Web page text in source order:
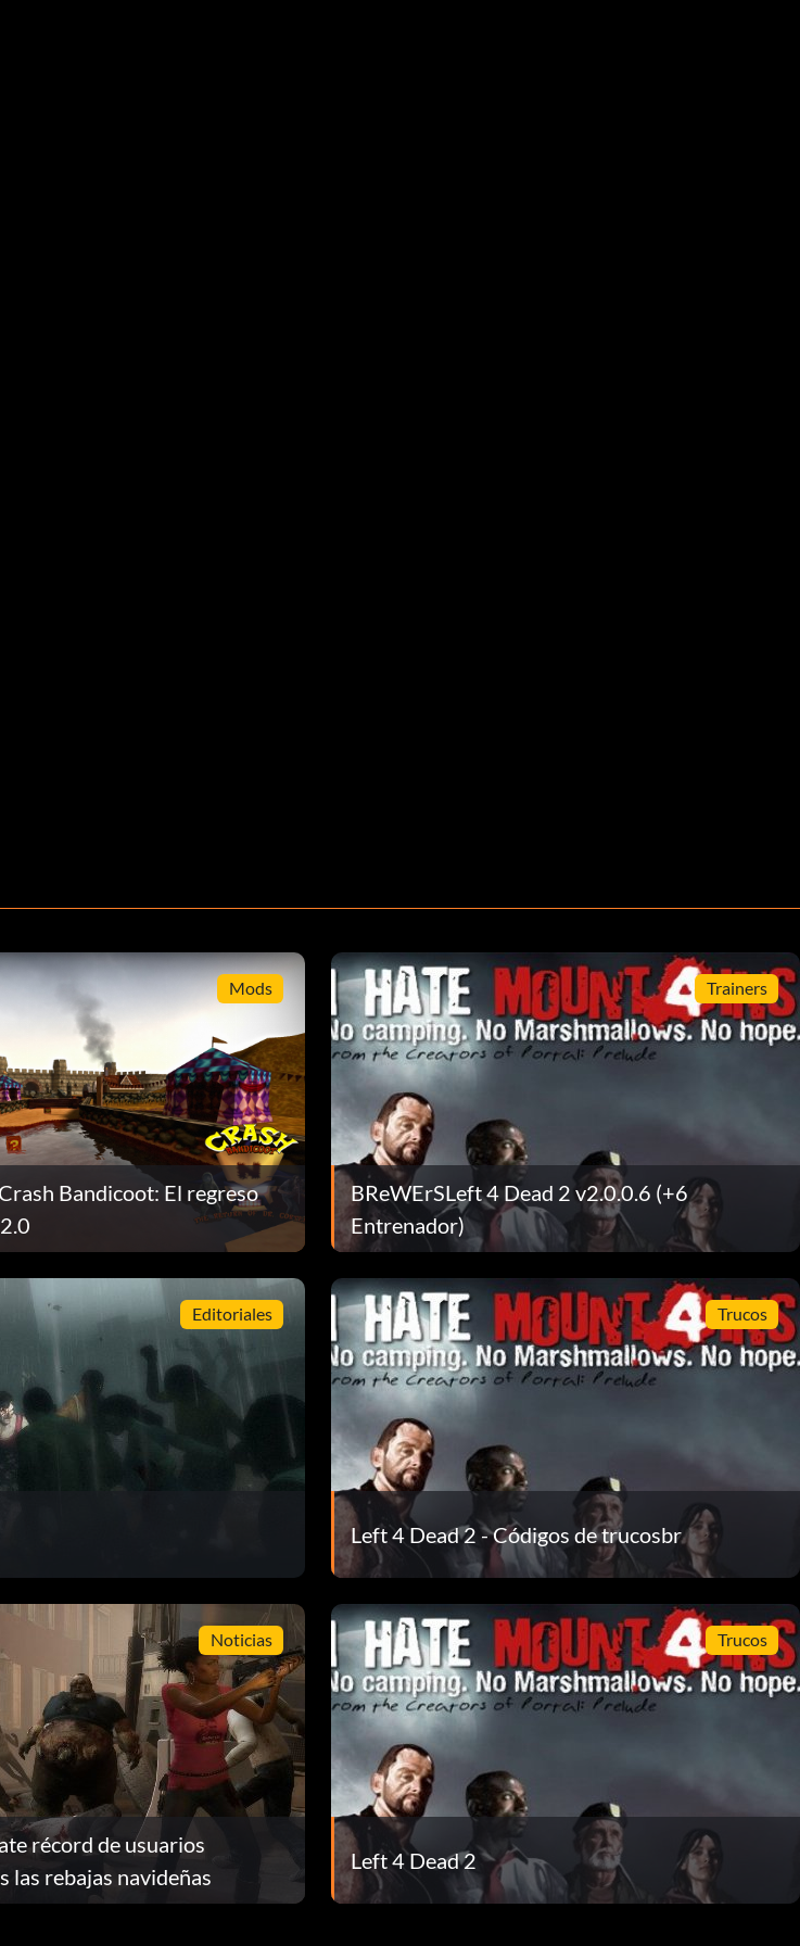
Mods
Bandicoot: El regreso
Trainers
BReWErSLeft 4 Dead 2 v2.0.0.6 (+6
Entrenador)
Editoriales Trucos
Left 4 Dead 2 - Códigos de trucosbr
Noticias
récord de usuarios
las rebajas navideñas
Trucos
Left 4 Dead 2